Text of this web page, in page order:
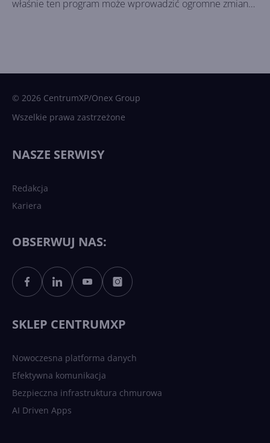
właśnie ten program może wprowadzić ogromne zmiany
© 2026 CentrumXP/Onex Group
Wszelkie prawa zastrzeżone
NASZE SERWISY
Redakcja
Kariera
OBSERWUJ NAS:
SKLEP CENTRUMXP
Nowoczesna platforma danych
Efektywna komunikacja
Bezpieczna infrastruktura chmurowa
AI Driven Apps